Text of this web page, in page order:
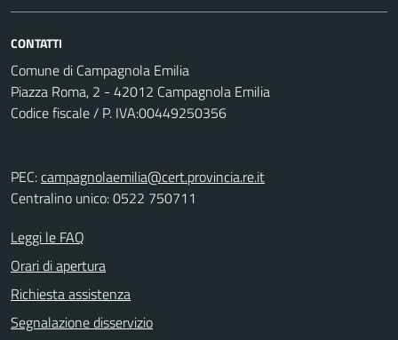
CONTATTI
Comune di Campagnola Emilia
Piazza Roma, 2 - 42012 Campagnola Emilia
Codice fiscale / P. IVA:00449250356
PEC:campagnolaemilia@cert.provincia.re.it
Centralino unico: 0522 750711
Leggi le FAQ
Orari di apertura
Richiesta assistenza
Segnalazione disservizio